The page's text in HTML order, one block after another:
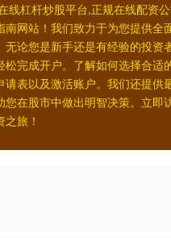
线杠杆炒股平台,正规在线配资
南网站！我们致力于为您提供全
无论您是新手还是有经验的投资
松完成开户。了解如何选择合适
请表以及激活账户。我们还提供
您在股市中做出明智决策。立即
旅！